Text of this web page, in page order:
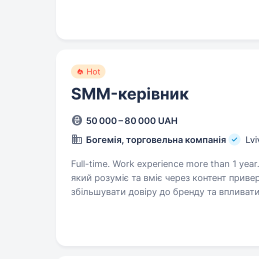
Hot
SMM-керівник
50 000 – 80 000 UAH
Богемія, торговельна компанія
Full-time. Work experience more than 1 year. Запрошуємо SMM-керівника,
який розуміє та вміє через контент
збільшувати довіру до бренду та